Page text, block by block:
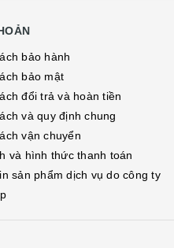
bảo hành
bảo mật
đổi trả và hoàn tiền
và quy định chung
vận chuyển
và hình thức thanh toán
sản phẩm dịch vụ do công ty